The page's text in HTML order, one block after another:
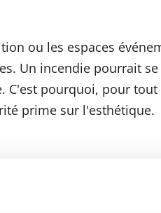
ou les espaces
Un incendie pourrait
C'est pourquoi, pour
prime sur l'esthétique.